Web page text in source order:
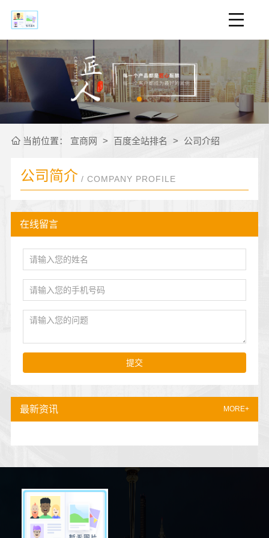
当前位置： 宣商网 > 百度全站排名 > 公司介绍
公司简介 / COMPANY PROFILE
最新资讯 MORE+
在线留言
提交